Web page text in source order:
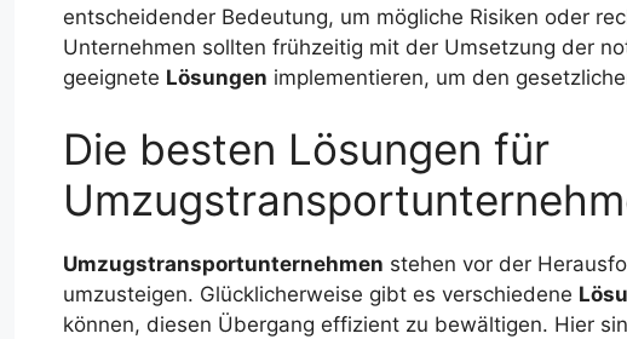
entscheidender Bedeutung, um mögliche Risiken oder
Unternehmen sollten frühzeitig mit der Umsetzung der
geeignete Lösungen implementieren, um den
Die besten Lösungen für
Umzugstransportunternehmen stehen vor der
umzusteigen. Glücklicherweise gibt es verschiedene
können, diesen Übergang effizient zu bewältigen. Hier